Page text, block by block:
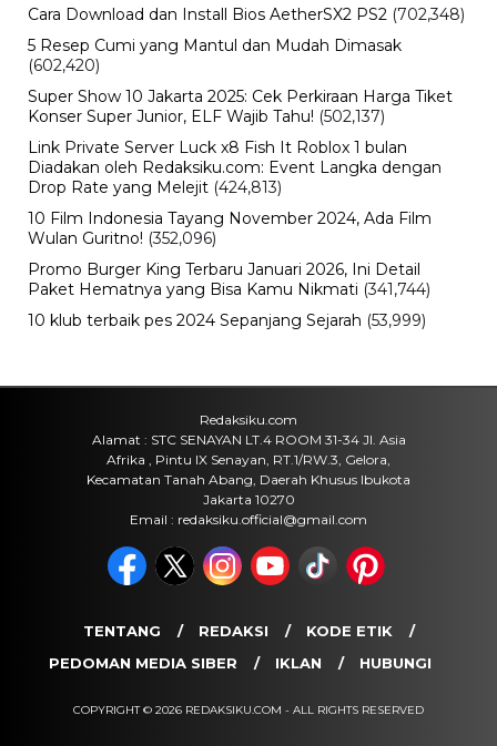
Sudah Keluar, Cek Nama dan Arti
Jumat, 7 Agu 2026 - 15:49 WIB
Viral
BPK Ungkap Cerita di Balik Tagihan
Listrik Rumah Dinas Parepare
Jumat, 7 Agu 2026 - 15:27 WIB
Viral
BPK Ungkap Temuan Perjadin
Jumat, 7 Agu 2026 - 15:20 WIB
Viral
yang Sebenarnya Terjadi?
Rencana Gulingkan Pemerintah Iran
Gagal, 2 Pejabat Senior Mossad
Dilaporkan Dicopot
Jumat, 7 Agu 2026 - 14:56 WIB
POPULER
Sosok Ini Bongkar Siapa Sebenarnya Dalang Demo 25
Agustus yang Berakhir Ricuh: Bukan Intervensi Asing